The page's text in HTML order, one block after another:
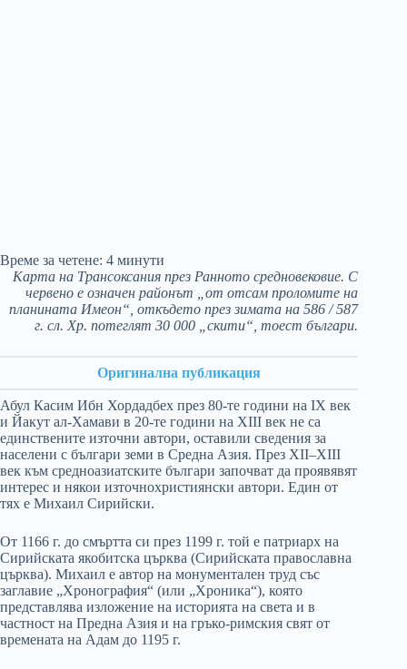
Време за четене: 4 минути
Карта на Трансоксания през Ранното средновековие. С
червено е означен районът „от отсам проломите на
планината Имеон“, откъдето през зимата на 586 / 587
г. сл. Хр. потеглят 30 000 „скити“, тоест българи.
Оригинална публикация
Абул Касим Ибн Хордадбех през 80-те години на IX век
и Йакут ал-Хамави в 20-те години на XIII век не са
единствените източни автори, оставили сведения за
населени с българи земи в Средна Азия. През XII–XIII
век към средноазиатските българи започват да проявявят
интерес и някои източнохристиянски автори. Един от
тях е Михаил Сирийски.
От 1166 г. до смъртта си през 1199 г. той е патриарх на
Сирийската якобитска църква (Сирийската православна
църква). Михаил е автор на монументален труд със
заглавие „Хронография“ (или „Хроника“), която
представлява изложение на историята на света и в
частност на Предна Азия и на гръко-римския свят от
времената на Адам до 1195 г.